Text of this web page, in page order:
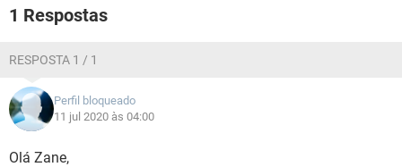
1 Respostas
RESPOSTA 1 / 1
Perfil bloqueado
11 jul 2020 às 04:00
Olá Zane,